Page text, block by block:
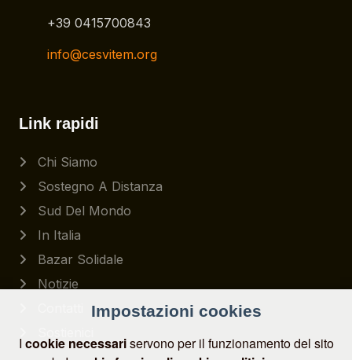
+39 0415700843
info@cesvitem.org
Link rapidi
Chi Siamo
Sostegno A Distanza
Sud Del Mondo
In Italia
Bazar Solidale
Notizie
Impostazioni cookies
Icookie necessariservono per il funzionamento del sito